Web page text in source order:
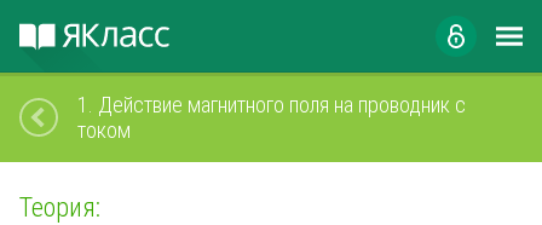
1.
Действие магнитного поля на проводник с
током
Теория: